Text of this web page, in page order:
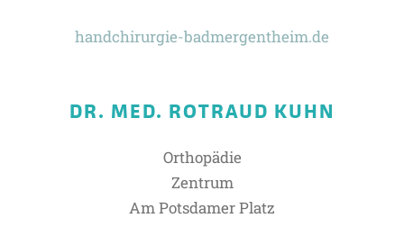
handchirurgie-badmergentheim.de
DR. MED. ROTRAUD KUHN
Orthopädie
Zentrum
Am Potsdamer Platz